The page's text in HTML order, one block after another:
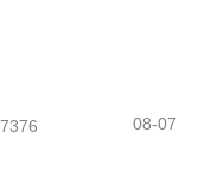
08-07